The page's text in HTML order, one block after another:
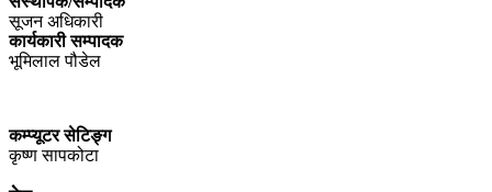
सूजन अधिकारी
कार्यकारी सम्पादक
भूमिलाल पौडेल
कम्प्यूटर सेटिङ्ग
कृष्ण सापकोटा